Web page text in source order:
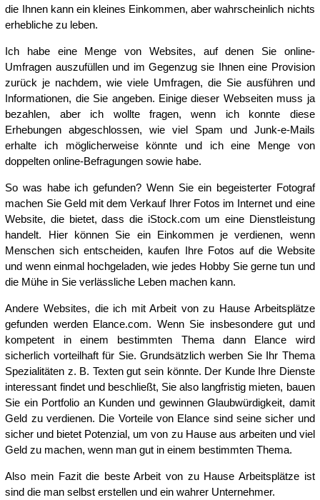
die Ihnen kann ein kleines Einkommen, aber wahrscheinlich nichts
erhebliche zu leben.
Ich habe eine Menge von Websites, auf denen Sie online-
Umfragen auszufüllen und im Gegenzug sie Ihnen eine Provision
zurück je nachdem, wie viele Umfragen, die Sie ausführen und
Informationen, die Sie angeben. Einige dieser Webseiten muss ja
bezahlen, aber ich wollte fragen, wenn ich konnte diese
Erhebungen abgeschlossen, wie viel Spam und Junk-e-Mails
erhalte ich möglicherweise könnte und ich eine Menge von
doppelten online-Befragungen sowie habe.
So was habe ich gefunden? Wenn Sie ein begeisterter Fotograf
machen Sie Geld mit dem Verkauf Ihrer Fotos im Internet und eine
Website, die bietet, dass die iStock.com um eine Dienstleistung
handelt. Hier können Sie ein Einkommen je verdienen, wenn
Menschen sich entscheiden, kaufen Ihre Fotos auf die Website
und wenn einmal hochgeladen, wie jedes Hobby Sie gerne tun und
die Mühe in Sie verlässliche Leben machen kann.
Andere Websites, die ich mit Arbeit von zu Hause Arbeitsplätze
gefunden werden Elance.com. Wenn Sie insbesondere gut und
kompetent in einem bestimmten Thema dann Elance wird
sicherlich vorteilhaft für Sie. Grundsätzlich werben Sie Ihr Thema
Spezialitäten z. B. Texten gut sein könnte. Der Kunde Ihre Dienste
interessant findet und beschließt, Sie also langfristig mieten, bauen
Sie ein Portfolio an Kunden und gewinnen Glaubwürdigkeit, damit
Geld zu verdienen. Die Vorteile von Elance sind seine sicher und
sicher und bietet Potenzial, um von zu Hause aus arbeiten und viel
Geld zu machen, wenn man gut in einem bestimmten Thema.
Also mein Fazit die beste Arbeit von zu Hause Arbeitsplätze ist
sind die man selbst erstellen und ein wahrer Unternehmer.